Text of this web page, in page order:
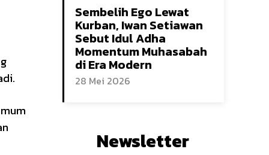
Sembelih Ego Lewat
Kurban, Iwan Setiawan
Sebut Idul Adha
Momentum Muhasabah
di Era Modern
28 Mei 2026
Newsletter